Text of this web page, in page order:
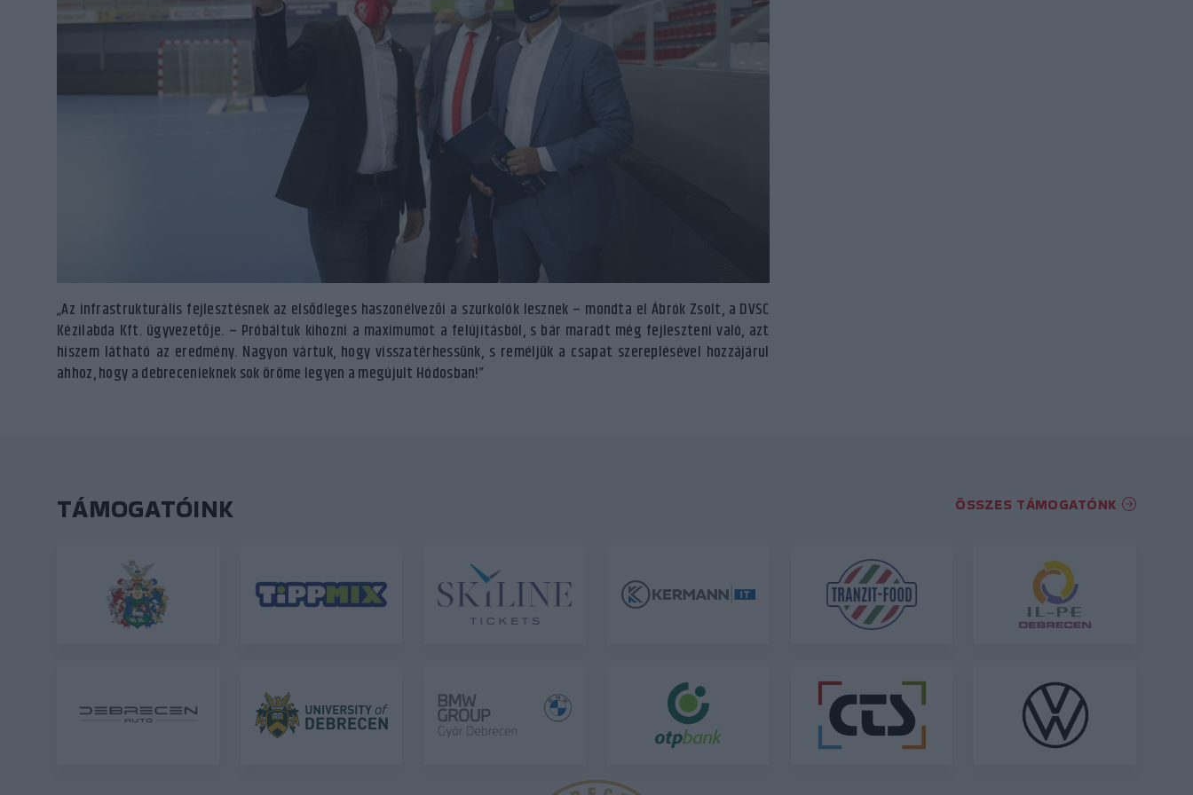
„Az infrastrukturális fejlesztésnek az elsődleges haszonélvezői a szurkolók lesznek – mondta el Ábrók Zsolt, a DVSC
Kézilabda Kft. ügyvezetője. – Próbáltuk kihozni a maximumot a felújításból, s bár maradt még fejleszteni való, azt
hiszem látható az eredmény. Nagyon vártuk, hogy visszatérhessünk, s reméljük a csapat szereplésével hozzájárul
ahhoz, hogy a debrecenieknek sok öröme legyen a megújult Hódosban!”
TÁMOGATÓINK ÖSSZES TÁMOGATÓNK